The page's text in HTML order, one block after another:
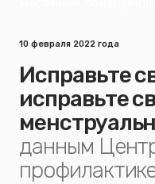
10 февраля 2022 года
Исправьте
исправьте
данным